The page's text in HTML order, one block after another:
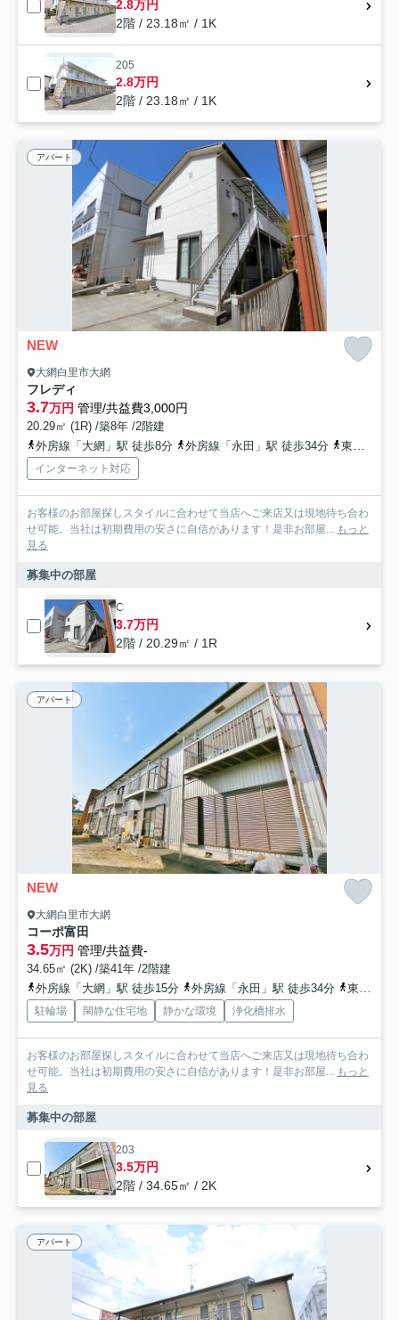
2.8万円
2階 / 23.18㎡ / 1K
205
2.8万円
2階 / 23.18㎡ / 1K
アパート
NEW
大網白里市大網
フレディ
3.7万円 管理/共益費3,000円
20.29㎡ (1R) /築8年 /2階建
外房線「大網」駅 徒歩8分
外房線「永田」駅 徒歩34分 東金線「福俵」駅 徒歩49分
インターネット対応
お客様のお部屋探しスタイルに合わせて当店へご来店又は現地待ち合わ
せ可能。当社は初期費用の安さに自信があります！是非お部屋... もっと
見る
募集中の部屋
C
3.7万円
2階 / 20.29㎡ / 1R
アパート
NEW
大網白里市大網
コーポ富田
3.5万円 管理/共益費-
34.65㎡ (2K) /築41年 /2階建
外房線「大網」駅 徒歩15分
外房線「永田」駅 徒歩34分 東金線「福俵」駅 徒歩47分
駐輪場 閑静な住宅地 静かな環境 浄化槽排水
お客様のお部屋探しスタイルに合わせて当店へご来店又は現地待ち合わ
せ可能。当社は初期費用の安さに自信があります！是非お部屋... もっと
見る
募集中の部屋
203
3.5万円
2階 / 34.65㎡ / 2K
アパート